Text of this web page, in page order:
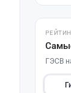
ГЭСВ